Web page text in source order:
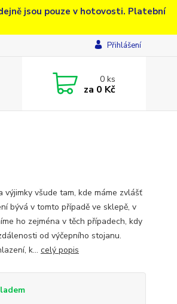
jsou pouze v hotovosti. Platební
Přihlášení
0ks
za 0 Kč
výjimky všude tam, kde máme zvlášť
bývá v tomto případě ve sklepě, v
ho zejména v těch případech, kdy
od výčepního stojanu.
k... celý popis